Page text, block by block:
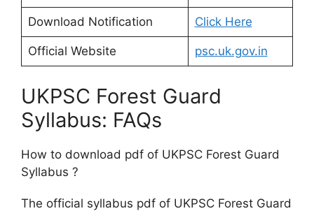
Download Notification Click Here
Official Website psc.uk.gov.in
UKPSC Forest Guard
Syllabus: FAQs
How to download pdf of UKPSC Forest Guard
Syllabus ?
The official syllabus pdf of UKPSC Forest Guard